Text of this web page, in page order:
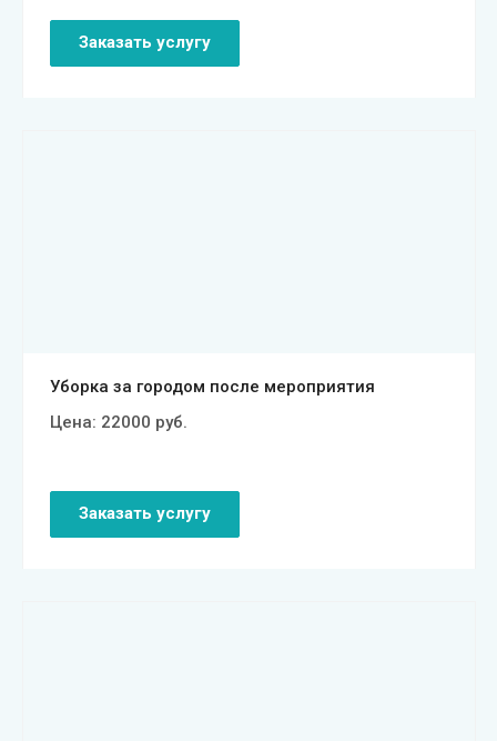
Заказать услугу
Уборка за городом после мероприятия
Цена: 22000 руб.
Заказать услугу